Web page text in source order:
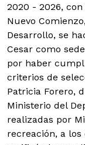
2020 - 2026,
Nuevo
Desarrollo, se
Cesar como
por haber
criterios de
Patricia Forero,
Ministerio del
realizadas por
recreación, a